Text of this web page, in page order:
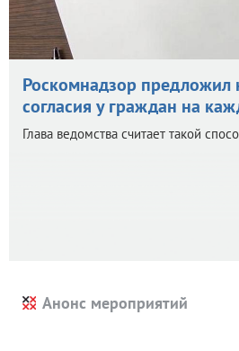
Роскомнадзор предложил
согласия у граждан на
Глава ведомства считает такой
Анонс мероприятий